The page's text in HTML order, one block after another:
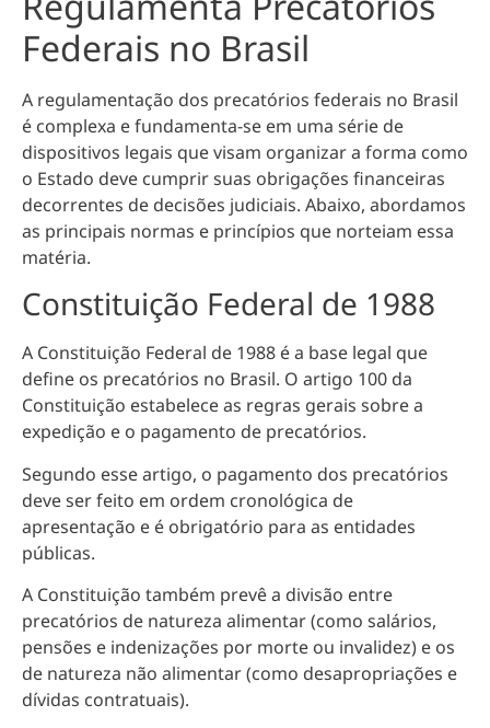
Federais no Brasil
A regulamentação dos precatórios federais no Brasil
é complexa e fundamenta-se em uma série de
dispositivos legais que visam organizar a forma como
o Estado deve cumprir suas obrigações financeiras
decorrentes de decisões judiciais. Abaixo, abordamos
as principais normas e princípios que norteiam essa
matéria.
Constituição Federal de 1988
A Constituição Federal de 1988 é a base legal que
define os precatórios no Brasil. O artigo 100 da
Constituição estabelece as regras gerais sobre a
expedição e o pagamento de precatórios.
Segundo esse artigo, o pagamento dos precatórios
deve ser feito em ordem cronológica de
apresentação e é obrigatório para as entidades
públicas.
A Constituição também prevê a divisão entre
precatórios de natureza alimentar (como salários,
pensões e indenizações por morte ou invalidez) e os
de natureza não alimentar (como desapropriações e
dívidas contratuais).